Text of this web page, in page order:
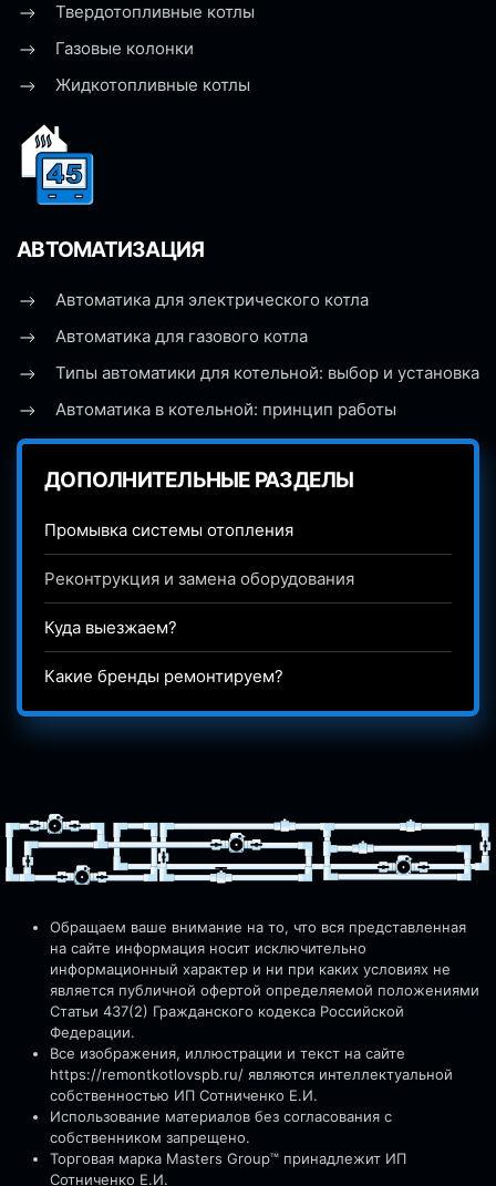
Твердотопливные котлы
Газовые колонки
Жидкотопливные котлы
АВТОМАТИЗАЦИЯ
Автоматика для электрического котла
Автоматика для газового котла
Типы автоматики для котельной: выбор и установка
Автоматика в котельной: принцип работы
ДОПОЛНИТЕЛЬНЫЕ РАЗДЕЛЫ
Промывка системы отопления
Реконтрукция и замена оборудования
Куда выезжаем?
Какие бренды ремонтируем?
Обращаем ваше внимание на то, что вся представленная
на сайте информация носит исключительно
информационный характер и ни при каких условиях не
является публичной офертой определяемой положениями
Статьи 437(2) Гражданского кодекса Российской
Федерации.
Все изображения, иллюстрации и текст на сайте
https://remontkotlovspb.ru/ являются интеллектуальной
собственностью ИП Сотниченко Е.И.
Использование материалов без согласования с
собственником запрещено.
Торговая марка Masters Group™ принадлежит ИП
Сотниченко Е.И.